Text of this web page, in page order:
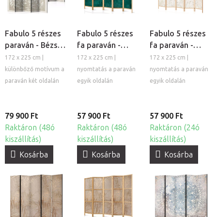
Fabulo 5 részes
paraván - Bézs
levelek / Virágos
rét
172 x 225 cm |
különbőző motívum a
paraván két oldalán
79 900 Ft
Raktáron (48ó
kiszállítás)
Kosárba
Fabulo 5 részes
fa paraván -
Arany levelek
172 x 225 cm |
nyomtatás a paraván
egyik oldalán
57 900 Ft
Raktáron (48ó
kiszállítás)
Kosárba
Fabulo 5 részes
fa paraván -
Levelek tánca
172 x 225 cm |
nyomtatás a paraván
egyik oldalán
57 900 Ft
Raktáron (24ó
kiszállítás)
Kosárba